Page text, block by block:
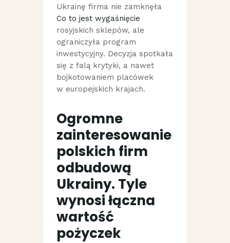
Ukrainę firma nie zamknęła
Co to jest wygaśnięcie
rosyjskich sklepów, ale
ograniczyła program
inwestycyjny. Decyzja spotkała
się z falą krytyki, a nawet
bojkotowaniem placówek
w europejskich krajach.
Ogromne
zainteresowanie
polskich firm
odbudową
Ukrainy. Tyle
wynosi łączna
wartość
pożyczek